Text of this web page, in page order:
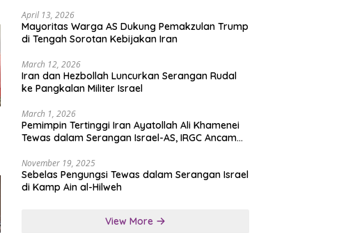
April 13, 2026
Mayoritas Warga AS Dukung Pemakzulan Trump
di Tengah Sorotan Kebijakan Iran
March 12, 2026
Iran dan Hezbollah Luncurkan Serangan Rudal
ke Pangkalan Militer Israel
March 1, 2026
Pemimpin Tertinggi Iran Ayatollah Ali Khamenei
Tewas dalam Serangan Israel-AS, IRGC Ancam
November 19, 2025
Sebelas Pengungsi Tewas dalam Serangan Israel
di Kamp Ain al-Hilweh
View More